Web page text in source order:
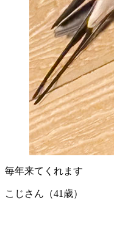
毎年来てくれます
こじさん（41歳）